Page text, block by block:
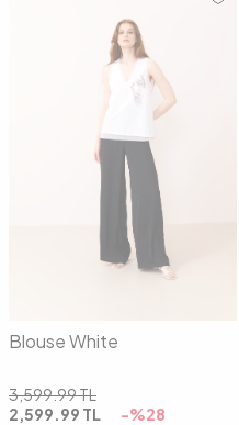
02 03
Blouse White
3,599.99TL
2,599.99 TL -%28